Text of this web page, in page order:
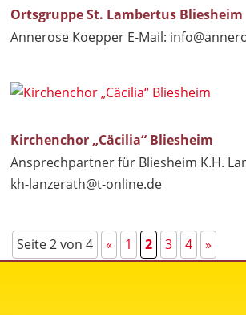
Ortsgruppe St. Lambertus Bliesheim
Annerose Koepper E-Mail:
Kirchenchor „Cäcilia“ Bliesheim
Ansprechpartner für Bliesheim K.H.
kh-lanzerath@t-online.de
Seite 2 von 4 « 1 2 3 4 »